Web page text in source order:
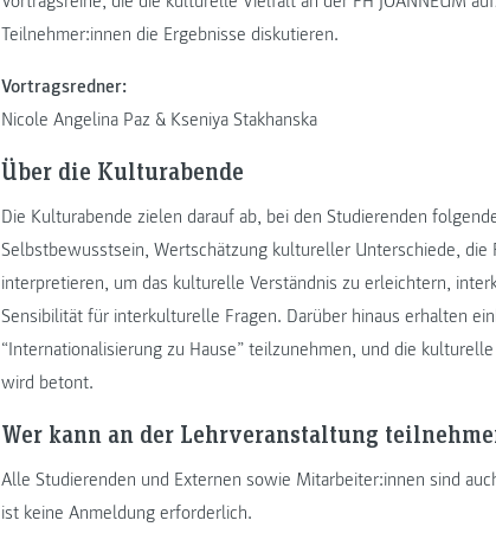
Teilnehmer:innen die Ergebnisse diskutieren.
Vortragsredner:
Nicole Angelina Paz & Kseniya Stakhanska
Über die Kulturabende
Die Kulturabende zielen darauf ab, bei den Studierenden
Selbstbewusstsein, Wertschätzung kultureller Unterschiede, die
interpretieren, um das kulturelle Verständnis zu erleichtern,
Sensibilität für interkulturelle Fragen. Darüber hinaus erhalten
“Internationalisierung zu Hause” teilzunehmen, und die
wird betont.
Wer kann an der Lehrveranstaltung
Alle Studierenden und Externen sowie Mitarbeiter:innen sind
ist keine Anmeldung erforderlich.